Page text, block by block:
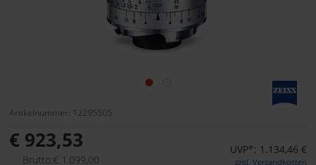
Artikelnummer: 12295505
€ 923,53
Brutto:€ 1.099,00
UVP*: 1.134,46 €
zzgl. Versandkosten